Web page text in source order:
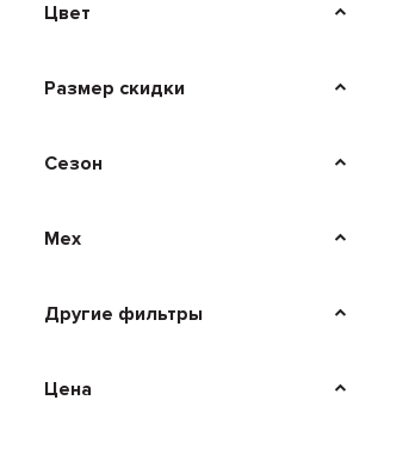
Цвет
Размер скидки
Сезон
Мех
Другие фильтры
Цена